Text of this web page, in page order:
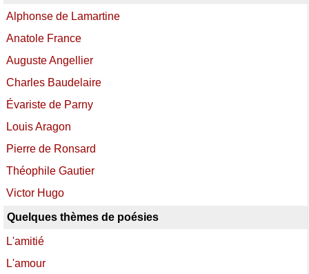
Alphonse de Lamartine
Anatole France
Auguste Angellier
Charles Baudelaire
Évariste de Parny
Louis Aragon
Pierre de Ronsard
Théophile Gautier
Victor Hugo
Quelques thèmes de poésies
L'amitié
L'amour